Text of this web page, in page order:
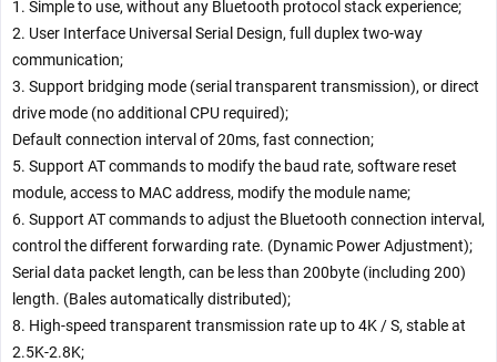
1. Simple to use, without any Bluetooth protocol stack experience;
2. User Interface Universal Serial Design, full duplex two-way
communication;
3. Support bridging mode (serial transparent transmission), or direct
drive mode (no additional CPU required);
Default connection interval of 20ms, fast connection;
5. Support AT commands to modify the baud rate, software reset
module, access to MAC address, modify the module name;
6. Support AT commands to adjust the Bluetooth connection interval,
control the different forwarding rate. (Dynamic Power Adjustment);
Serial data packet length, can be less than 200byte (including 200)
length. (Bales automatically distributed);
8. High-speed transparent transmission rate up to 4K / S, stable at
2.5K-2.8K;